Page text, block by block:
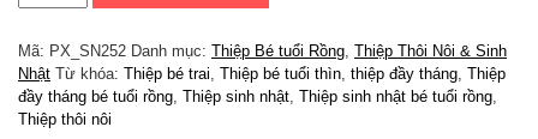
Sinh
Nhật
bé
tuổi
Mã: PX_SN252 Danh mục: Thiệp Bé tuổi Rồng, Thiệp Thôi Nôi & Sinh
Nhật Từ khóa: Thiệp bé trai, Thiệp bé tuổi thìn, thiệp đầy tháng, Thiệp
đầy tháng bé tuổi rồng, Thiệp sinh nhật, Thiệp sinh nhật bé tuổi rồng,
Thiệp thôi nôi